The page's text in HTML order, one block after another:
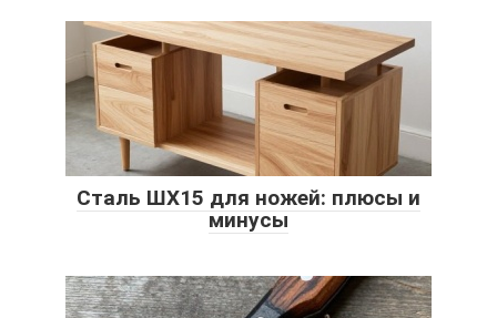
Сталь ШХ15 для ножей: плюсы и
минусы